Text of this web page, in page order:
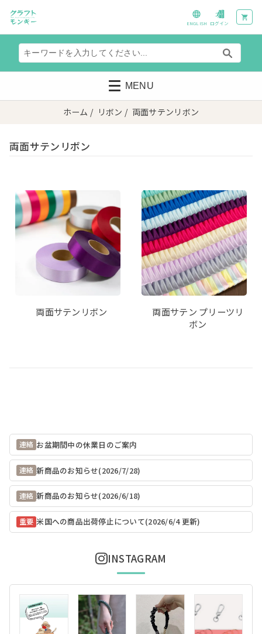
ログイン
ENGLISH
MENU
ホーム / リボン / 両面サテンリボン
両面サテンリボン
両面サテンリボン
両面サテン プリーツリ
ボン
連絡 お盆期間中の休業日のご案内
連絡 新商品のお知らせ(2026/7/28)
連絡 新商品のお知らせ(2026/6/18)
重要 米国への商品出荷停止について(2026/6/4 更新)
INSTAGRAM